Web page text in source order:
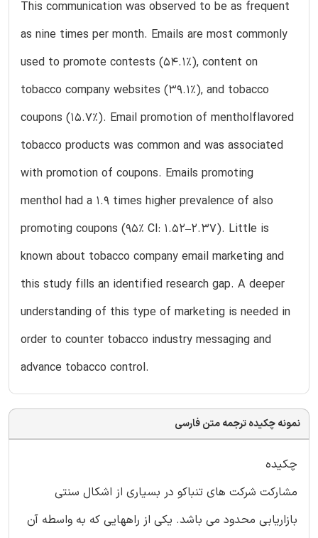
This communication was observed to be as frequent
as nine times per month. Emails are most commonly
used to promote contests (54.1%), content on
tobacco company websites (39.1%), and tobacco
coupons (15.7%). Email promotion of mentholflavored
tobacco products was common and was associated
with promotion of coupons. Emails promoting
menthol had a 1.9 times higher prevalence of also
promoting coupons (95% CI: 1.52–2.37). Little is
known about tobacco company email marketing and
this study fills an identified research gap. A deeper
understanding of this type of marketing is needed in
order to counter tobacco industry messaging and
advance tobacco control.
نمونه چکیده ترجمه متن فارسی
چکیده
مشارکت شرکت های تنباکو در بسیاری از اشکال سنتی
بازاریابی محدود می باشد. یکی از راههایی که به واسطه آن